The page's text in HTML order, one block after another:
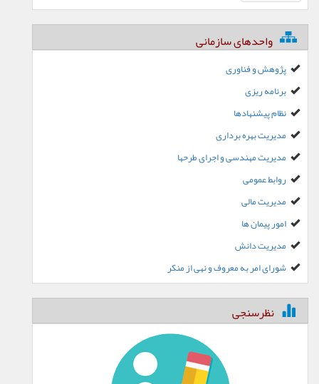
واحدهای سازمانی
پژوهش و فناوری
برنامه ریزی
نظام پیشنهادها
مدیریت بهره برداری
مدیریت مهندسی و اجرای طرحها
روابط عمومی
مدیریت مالی
امور پیمان ها
مدیریت دانش
شورای امر به معروف و نهی از منکر
نظرسنجی